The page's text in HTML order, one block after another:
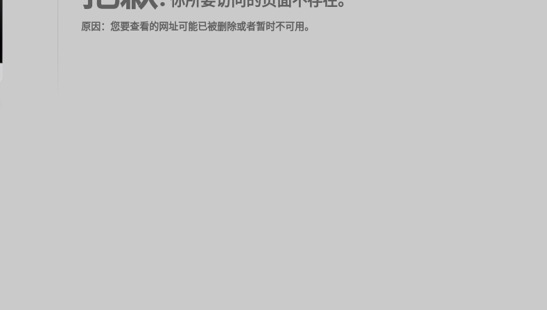
原因：您要查看的网址可能已被删除或者暂时不可用。